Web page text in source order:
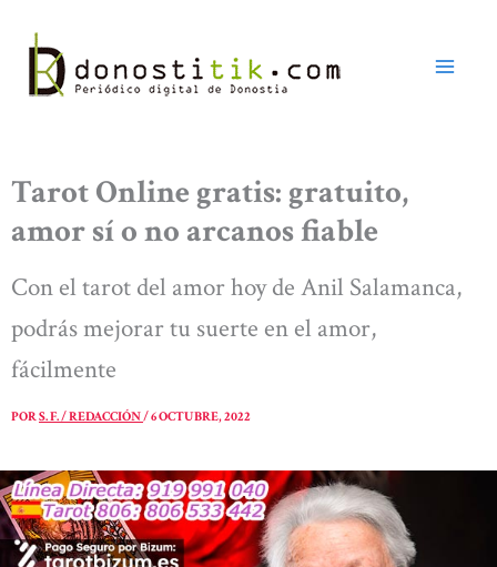
contenido
Tarot Online gratis: gratuito,
amor sí o no arcanos fiable
Con el tarot del amor hoy de Anil Salamanca,
podrás mejorar tu suerte en el amor,
fácilmente
PORS. F. / REDACCIÓN/6 OCTUBRE, 2022